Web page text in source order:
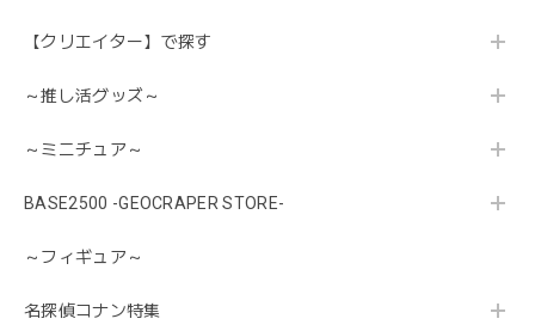
【クリエイター】で探す
～推し活グッズ～
～ミニチュア～
BASE2500 -GEOCRAPER STORE-
～フィギュア～
名探偵コナン特集